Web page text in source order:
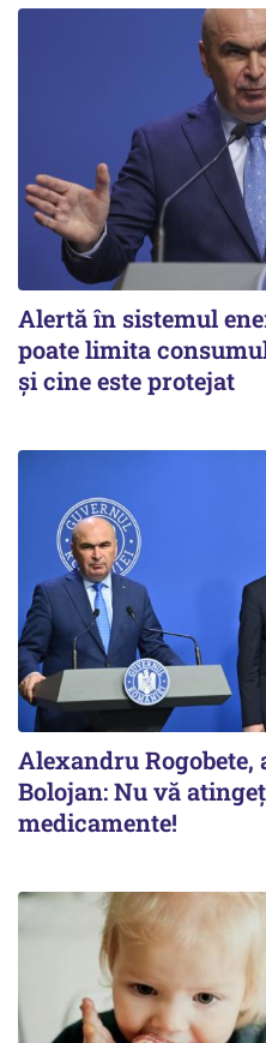
Alertă în sistemul
poate limita
și cine este protejat
Alexandru
Bolojan: Nu vă
medicamente!